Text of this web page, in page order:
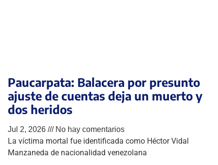
Paucarpata: Balacera por presunto
ajuste de cuentas deja un muerto y
dos heridos
Jul 2, 2026 No hay comentarios
La víctima mortal fue identificada como Héctor Vidal
Manzaneda de nacionalidad venezolana